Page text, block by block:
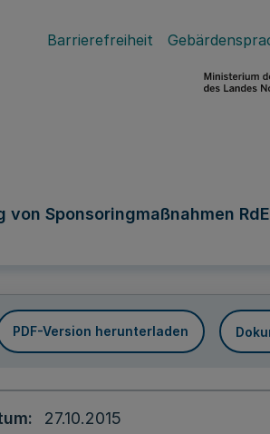
Barrierefreiheit
Sponsoringmaßnahmen
PDF-Version herunterladen
27.10.2015